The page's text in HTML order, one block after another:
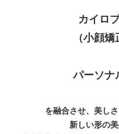
カイロ
（小顔
パーソナ
を融合させ、美し
新しい形の